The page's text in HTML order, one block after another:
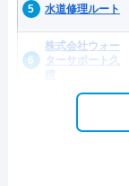
水道修理ルート
株式会社ウォー
ターサポート久